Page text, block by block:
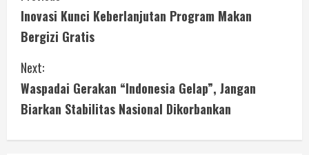
o
n
t
i
n
Inovasi Kunci Keberlanjutan Program Makan
Bergizi Gratis
Next:
Waspadai Gerakan “Indonesia Gelap”, Jangan
Biarkan Stabilitas Nasional Dikorbankan